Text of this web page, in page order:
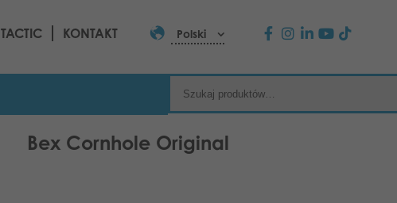
TACTIC KONTAKT Polski
Bex Cornhole Original